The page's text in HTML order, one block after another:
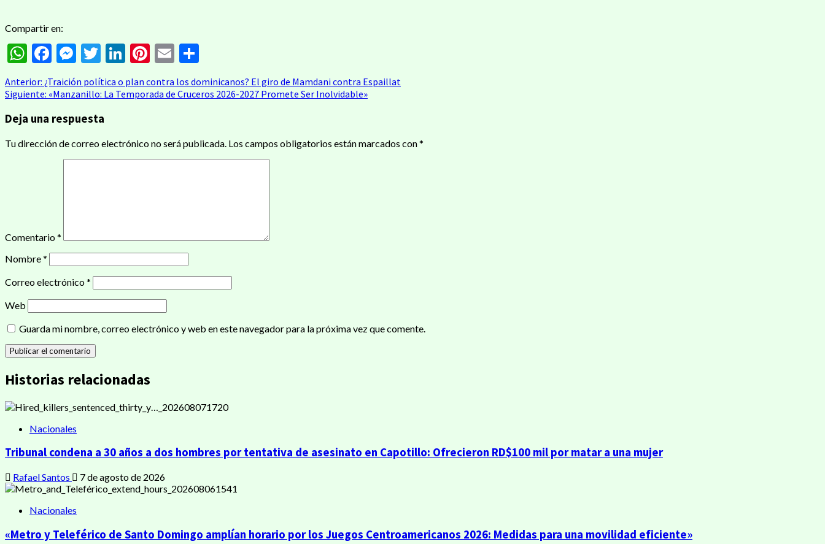
Compartir en:
WhatsApp
Facebook
Messenger
Twitter
LinkedIn
Pinterest
Email
Navegación
de
entradas
Anterior: ¿Traición política o plan contra los dominicanos? El giro de Mamdani contra Espaillat
Siguiente: «Manzanillo: La Temporada de Cruceros 2026-2027 Promete Ser Inolvidable»
Deja una respuesta
Tu dirección de correo electrónico no será publicada. Los campos obligatorios están marcados con*
Comentario*
Nombre*
Correo electrónico*
Web
Guarda mi nombre, correo electrónico y web en este navegador para la próxima vez que comente.
Historias relacionadas
Nacionales
Tribunal condena a 30 años a dos hombres por tentativa de asesinato en Capotillo: Ofrecieron RD$100 mil por matar a una mujer
Rafael Santos 7 de agosto de 2026
Nacionales
«Metro y Teleférico de Santo Domingo amplían horario por los Juegos Centroamericanos 2026: Medidas para una movilidad eficiente»